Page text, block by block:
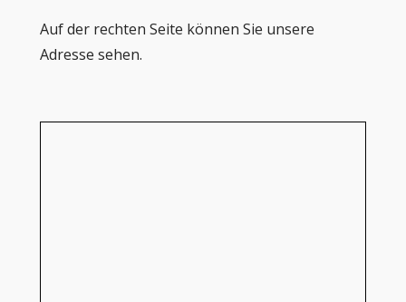
Auf der rechten Seite können Sie unsere
Adresse sehen.